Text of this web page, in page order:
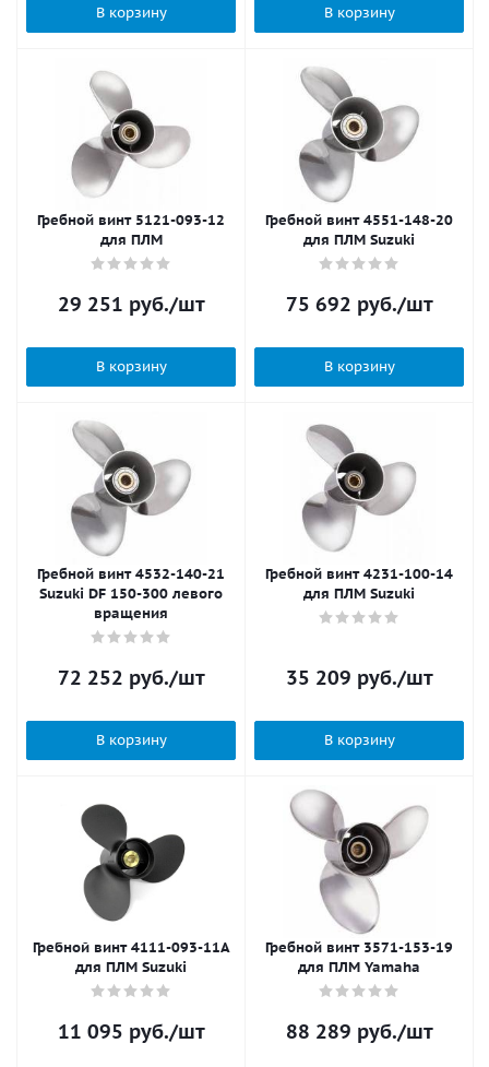
В корзину В корзину
Гребной винт 5121-093-12
для ПЛМ
29 251 руб./шт
В корзину
Гребной винт 4551-148-20
для ПЛМ Suzuki
75 692 руб./шт
В корзину
Гребной винт 4532-140-21
Suzuki DF 150-300 левого
вращения
72 252 руб./шт
В корзину
Гребной винт 4231-100-14
для ПЛМ Suzuki
35 209 руб./шт
В корзину
Гребной винт 4111-093-11A
для ПЛМ Suzuki
11 095 руб./шт
Гребной винт 3571-153-19
для ПЛМ Yamaha
88 289 руб./шт